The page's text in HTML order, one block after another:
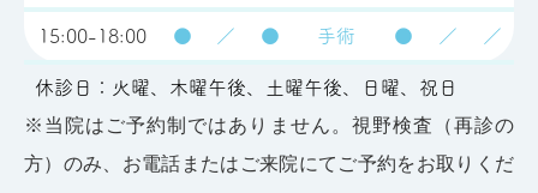
15:00-18:00 ● ／ ● 手術 ● ／ ／
休診日：火曜、木曜午後、土曜午後、日曜、祝日
※当院はご予約制ではありません。視野検査（再診の
方）のみ、お電話またはご来院にてご予約をお取りくだ